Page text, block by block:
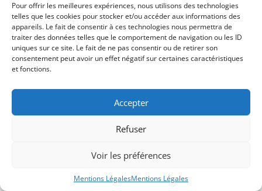
Pour offrir les meilleures expériences, nous utilisons des technologies
telles que les cookies pour stocker et/ou accéder aux informations des
appareils. Le fait de consentir à ces technologies nous permettra de
traiter des données telles que le comportement de navigation ou les ID
uniques sur ce site. Le fait de ne pas consentir ou de retirer son
consentement peut avoir un effet négatif sur certaines caractéristiques
et fonctions.
Accepter
Refuser
Voir les préférences
Mentions LégalesMentions Légales
DISCLAIMER